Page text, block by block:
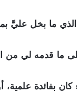
ما بخل عليَّ
ما قدمه لي من
بفائدة علمية،